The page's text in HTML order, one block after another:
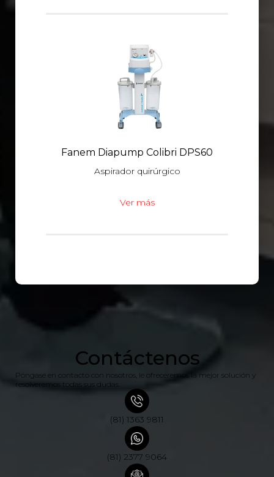
Fanem Diapump Colibri DPS60
Aspirador quirúrgico
Ver más
Contáctenos
Póngase en contacto con nosotros, le ofreceremos la mejor solución y
resolveremos todas sus dudas.
(81) 1363 9811
(81) 2377 9064